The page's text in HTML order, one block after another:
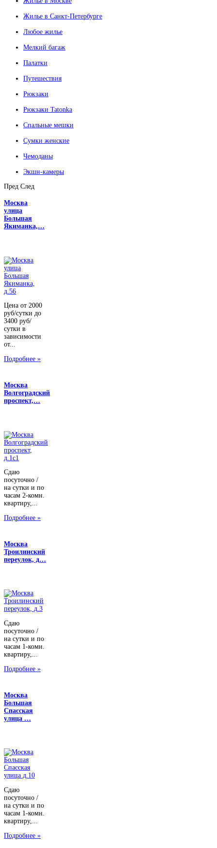
Жилье в Санкт-Петербурге
Любое жилье
Мелкий багаж
Палатки
Путешествия
Рюкзаки
Рюкзаки Tatonka
Спальные мешки
Сумки женские
Чемоданы
Экшн-камеры
Пред След
Москва
улица
Большая
Якиманка,…
Цена от 2000
руб/сутки до
3400 руб/
сутки в
зависимости
от...
Подробнее »
Москва
Волгоградский
проспект,…
Сдаю
посуточно /
на сутки и по
часам 2-комн.
квартиру,...
Подробнее »
Москва
Троилинский
переулок, д…
Сдаю
посуточно /
на сутки и по
часам 1-комн.
квартиру,...
Подробнее »
Москва
Большая
Спасская
улица …
Сдаю
посуточно /
на сутки и по
часам 1-комн.
квартиру,...
Подробнее »